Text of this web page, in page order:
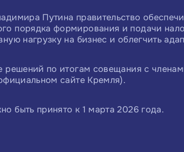
Путина правительство
порядка формирования и подачи
нагрузку на бизнес и облегчить
решений по итогам совещания с
сайте Кремля).
быть принято к 1 марта 2026 года.